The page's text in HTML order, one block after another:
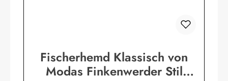
Fischerhemd Klassisch von
Modas Finkenwerder Stil